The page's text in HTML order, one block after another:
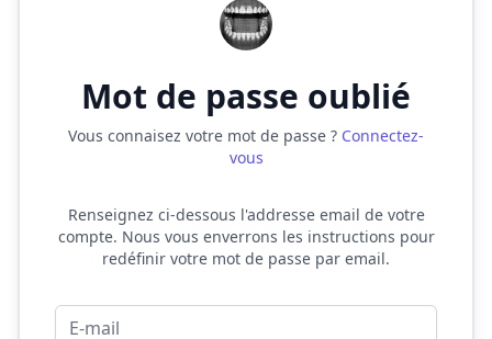
Mot de passe oublié
Vous connaisez votre mot de passe ? Connectez-
vous
Renseignez ci-dessous l'addresse email de votre
compte. Nous vous enverrons les instructions pour
redéfinir votre mot de passe par email.
E-mail